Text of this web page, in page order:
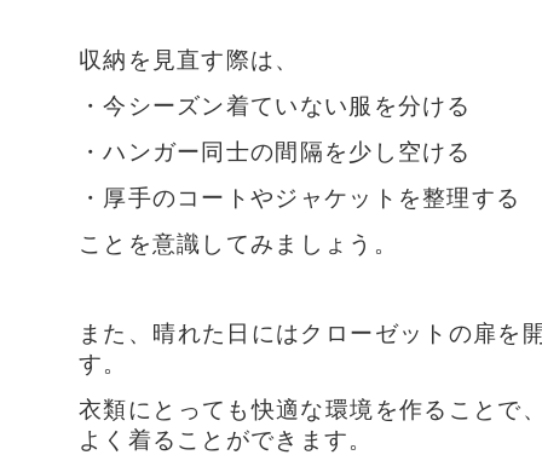
収納を見直す際は、
・今シーズン着ていない服を分ける
・ハンガー同士の間隔を少し空ける
・厚手のコートやジャケットを整理する
ことを意識してみましょう。
また、晴れた日にはクローゼットの扉を
す。
衣類にとっても快適な環境を作ることで
よく着ることができます。